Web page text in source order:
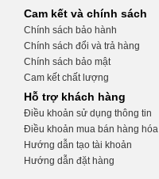
Cam kết và chính sách
Chính sách bảo hành
Chính sách đổi và trả hàng
Chính sách bảo mật
Cam kết chất lượng
Hỗ trợ khách hàng
Điều khoản sử dụng thông tin
Điều khoản mua bán hàng hóa
Hướng dẫn tạo tài khoản
Hướng dẫn đặt hàng